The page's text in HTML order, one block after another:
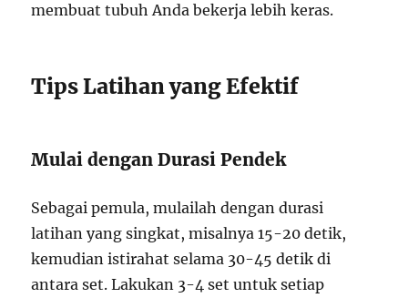
membuat tubuh Anda bekerja lebih keras.
Tips Latihan yang Efektif
Mulai dengan Durasi Pendek
Sebagai pemula, mulailah dengan durasi
latihan yang singkat, misalnya 15-20 detik,
kemudian istirahat selama 30-45 detik di
antara set. Lakukan 3-4 set untuk setiap